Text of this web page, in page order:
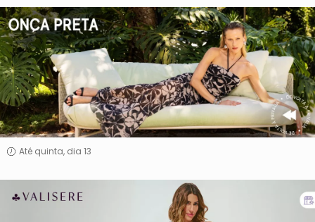
Onça
Preta
Até quinta, dia 13
Valisere